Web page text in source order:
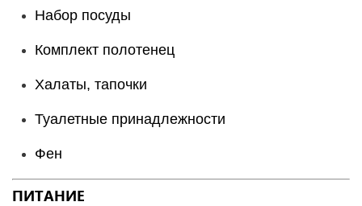
Набор посуды
Комплект полотенец
Халаты, тапочки
Туалетные принадлежности
Фен
ПИТАНИЕ